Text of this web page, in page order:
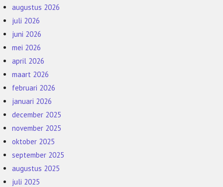
augustus 2026
juli 2026
juni 2026
mei 2026
april 2026
maart 2026
februari 2026
januari 2026
december 2025
november 2025
oktober 2025
september 2025
augustus 2025
juli 2025